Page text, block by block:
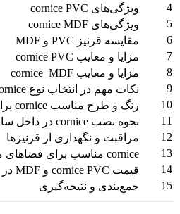
4
ویژگی‌های cornice PVC
5
ویژگی‌های cornice MDF
6
مقایسه قرنیز PVC و MDF
7
مزایا و معایب cornice PVC
8
مزایا و معایب cornice MDF
9
نکات مهم در انتخاب نوع cornice
10
رنگ و طرح مناسب cornice برای دکوراسیون منزل
11
نحوه نصب cornice در داخل ساختمان
12
مراقبت و نگهداری از قرنیزها
13
cornice مناسب برای فضاهای مرطوب
14
قیمت cornice PVC و MDF در بازار
15
جمع‌بندی و نتیجه‌گیری